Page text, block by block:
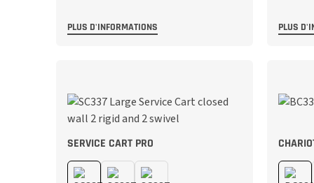
PLUS D'INFORMATIONS PLUS
SERVICE CART PRO